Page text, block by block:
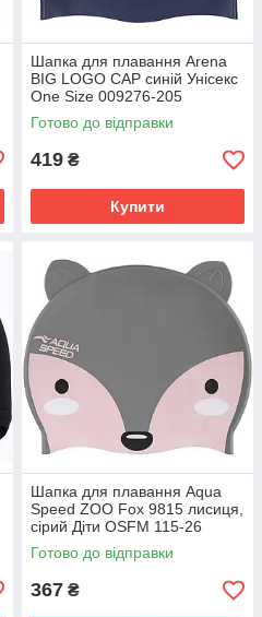
Шапка для плавання Arena
BIG LOGO CAP синій Унісекс
One Size 009276-205
Готово до відправки
419 ₴
Купити
Шапка для плавання Aqua
Speed ZOO Fox 9815 лисиця,
сірий Діти OSFM 115-26
Готово до відправки
367 ₴